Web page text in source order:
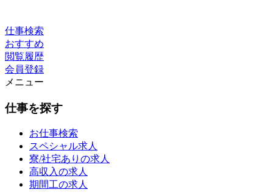
仕事検索
おすすめ
閲覧履歴
会員登録
メニュー
仕事を探す
お仕事検索
スペシャル求人
寮/社宅ありの求人
高収入の求人
期間工の求人